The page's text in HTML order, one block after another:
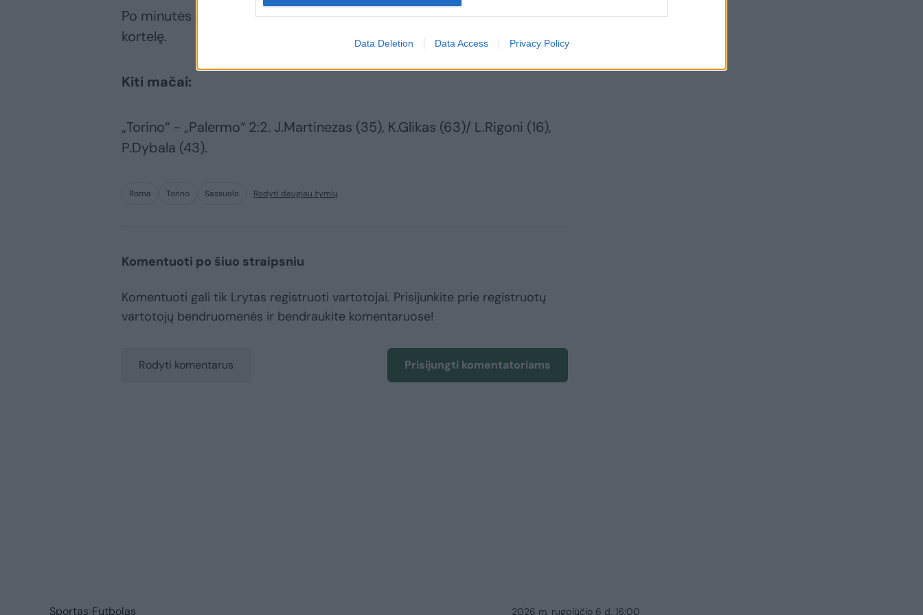
Data Deletion Data Access Privacy Policy
Po minutės S.Vrsaljko iš „Sassuolo“ ekipos gavo antrąją geltonąją
kortelę.
Kiti mačai:
„Torino“ - „Palermo“ 2:2. J.Martinezas (35), K.Glikas (63)/ L.Rigoni (16),
P.Dybala (43).
Roma Torino Sassuolo Rodyti daugiau žymių
Komentuoti po šiuo straipsniu
Komentuoti gali tik Lrytas registruoti vartotojai. Prisijunkite prie registruotų
vartotojų bendruomenės ir bendraukite komentaruose!
Rodyti komentarus Prisijungti komentatoriams
Sportas Futbolas 2026 m. rugpjūčio 6 d. 16:00